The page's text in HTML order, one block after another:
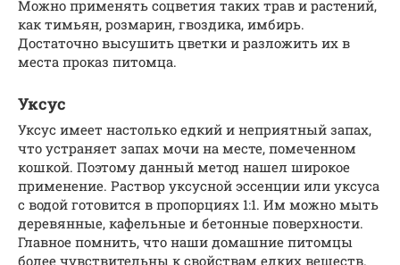
Можно применять соцветия таких трав и растений,
как тимьян, розмарин, гвоздика, имбирь.
Достаточно высушить цветки и разложить их в
места проказ питомца.
Уксус
Уксус имеет настолько едкий и неприятный запах,
что устраняет запах мочи на месте, помеченном
кошкой. Поэтому данный метод нашел широкое
применение. Раствор уксусной эссенции или уксуса
с водой готовится в пропорциях 1:1. Им можно мыть
деревянные, кафельные и бетонные поверхности.
Главное помнить, что наши домашние питомцы
более чувствительны к свойствам едких веществ.